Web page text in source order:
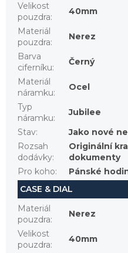
Velikost
pouzdra:
40mm
Materiál
pouzdra:
Nerez
Barva
ciferníku:
Černý
Materiál
náramku:
Ocel
Typ
náramku:
Jubilee
Stav:
Jako nové
Rozsah
dodávky:
Originální
dokumenty
Pro koho:
Pánské
CASE & DIAL
Materiál
pouzdra:
Nerez
Velikost
pouzdra:
40mm